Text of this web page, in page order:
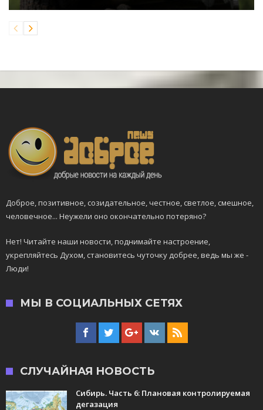
Доброе, позитивное, созидательное, честное, светлое, смешное,
человечное... Неужели оно окончательно потеряно?
Нет! Читайте наши новости, поднимайте настроение,
укрепляйтесь Духом, становитесь чуточку добрее, ведь мы же -
Люди!
МЫ В СОЦИАЛЬНЫХ СЕТЯХ
СЛУЧАЙНАЯ НОВОСТЬ
Сибирь. Часть 6: Плановая контролируемая
дегазация